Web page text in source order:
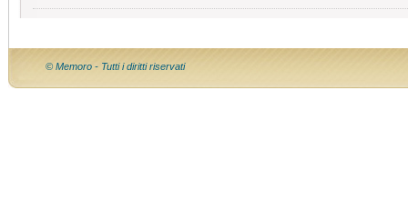
© Memoro - Tutti i diritti riservati